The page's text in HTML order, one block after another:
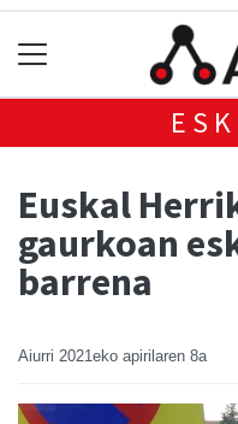
Euskal
gaurkoan
barrena
Aiurri 2021eko apirilaren 8a